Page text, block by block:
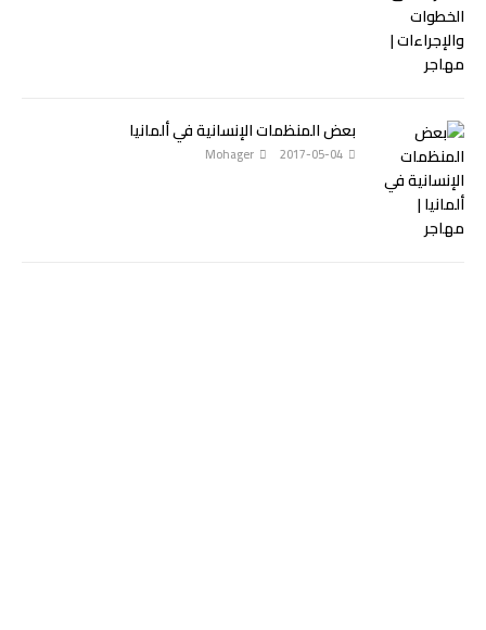
بعض المنظمات الإنسانية في ألمانيا
2017-05-04
Mohager